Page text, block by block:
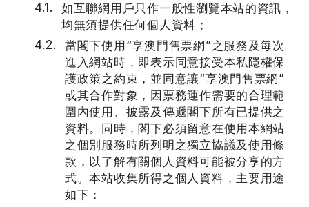
如互聯網用戶只作一般性瀏覽本站的資訊，
均無須提供任何個人資料；
當閣下使用“享澳門售票網”之服務及每次
進入網站時，即表示同意接受本私隱權保
護政策之約束，並同意讓“享澳門售票網”
或其合作對象，因票務運作需要的合理範
圍內使用、披露及傳遞閣下所有已提供之
資料。同時，閣下必須留意在使用本網站
之個別服務時所列明之獨立協議及使用條
款，以了解有關個人資料可能被分享的方
式。本站收集所得之個人資料，主要用途
如下：